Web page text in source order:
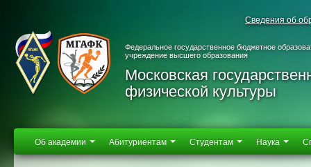
Сведения об
Федеральное государственное бюджетное
учреждение высшего образования
Московская
физической культуры
Об академии Абитуриентам Студентам Наука